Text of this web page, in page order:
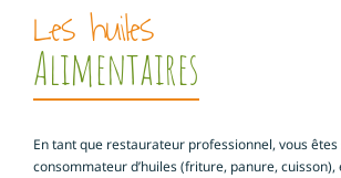
Les huiles
Alimentaires
En tant que restaurateur professionnel, vous
consommateur d’huiles (friture, panure,